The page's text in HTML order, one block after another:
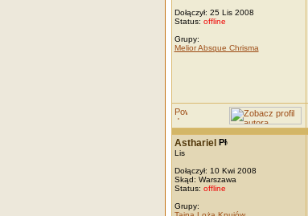
Dołączył: 25 Lis 2008
Status: offline
Grupy:
Melior Absque Chrisma
Asthariel
Lis
Dołączył: 10 Kwi 2008
Skąd: Warszawa
Status: offline
Grupy: